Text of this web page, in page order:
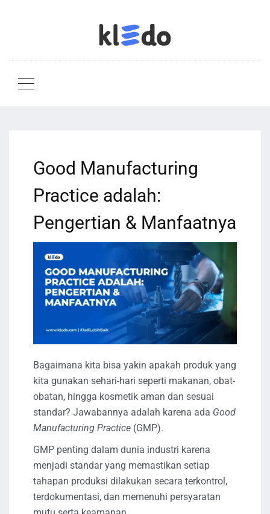
Good Manufacturing
Practice adalah:
Pengertian & Manfaatnya
Bagaimana kita bisa yakin apakah produk yang
kita gunakan sehari-hari seperti makanan, obat-
obatan, hingga kosmetik aman dan sesuai
standar? Jawabannya adalah karena ada Good
Manufacturing Practice (GMP).
GMP penting dalam dunia industri karena
menjadi standar yang memastikan setiap
tahapan produksi dilakukan secara terkontrol,
terdokumentasi, dan memenuhi persyaratan